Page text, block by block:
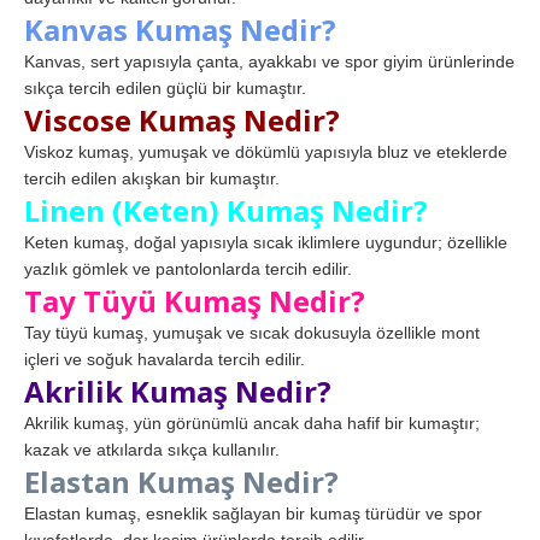
Kanvas Kumaş Nedir?
Kanvas, sert yapısıyla çanta, ayakkabı ve spor giyim ürünlerinde
sıkça tercih edilen güçlü bir kumaştır.
Viscose Kumaş Nedir?
Viskoz kumaş, yumuşak ve dökümlü yapısıyla bluz ve eteklerde
tercih edilen akışkan bir kumaştır.
Linen (Keten) Kumaş Nedir?
Keten kumaş, doğal yapısıyla sıcak iklimlere uygundur; özellikle
yazlık gömlek ve pantolonlarda tercih edilir.
Tay Tüyü Kumaş Nedir?
Tay tüyü kumaş, yumuşak ve sıcak dokusuyla özellikle mont
içleri ve soğuk havalarda tercih edilir.
Akrilik Kumaş Nedir?
Akrilik kumaş, yün görünümlü ancak daha hafif bir kumaştır;
kazak ve atkılarda sıkça kullanılır.
Elastan Kumaş Nedir?
Elastan kumaş, esneklik sağlayan bir kumaş türüdür ve spor